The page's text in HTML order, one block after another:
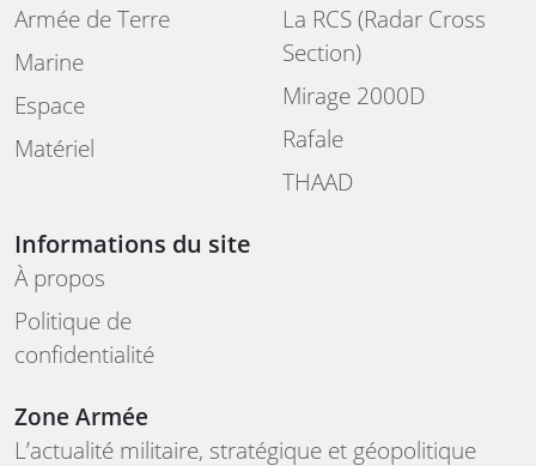
Armée de Terre
Marine
Espace
Matériel
La RCS (Radar Cross
Section)
Mirage 2000D
Rafale
THAAD
Informations du site
À propos
Politique de
confidentialité
Zone Armée
L’actualité militaire, stratégique et géopolitique